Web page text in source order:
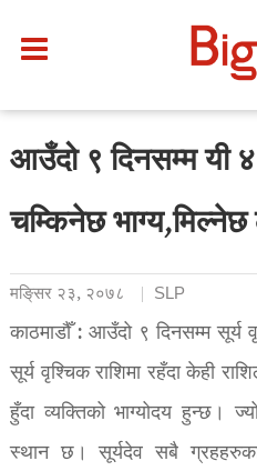
आउँदो ९ दिनसम्म यी
चम्किनेछ
मङि्सर २३, २०७८ SLP
काठमाडौँ : आउँदो ९ दिनसम्म सूर्य
सूर्य वृश्चिक राशिमा रहँदा केही
हुँदा व्यक्तिको भाग्योदय हुन्छ।
स्थान छ। सूर्यदेव सबै